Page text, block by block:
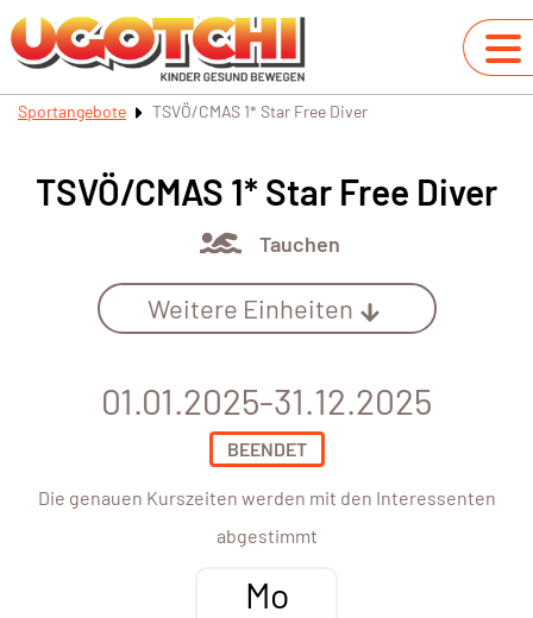
Sportangebote TSVÖ/CMAS 1* Star Free Diver
TSVÖ/CMAS 1* Star Free Diver
Tauchen
Weitere Einheiten
01.01.2025-31.12.2025
BEENDET
Die genauen Kurszeiten werden mit den Interessenten
abgestimmt
Mo